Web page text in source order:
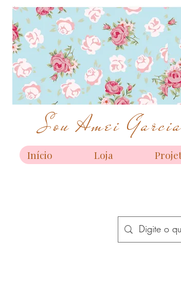
Sou Amei
Início Loja